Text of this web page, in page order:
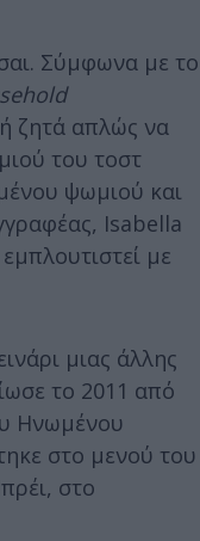
Σύμφωνα με το
ζητά απλώς να
του τοστ
ψωμιού και
Isabella
με
μιας άλλης
το 2011 από
Ηνωμένου
στο μενού του
στο